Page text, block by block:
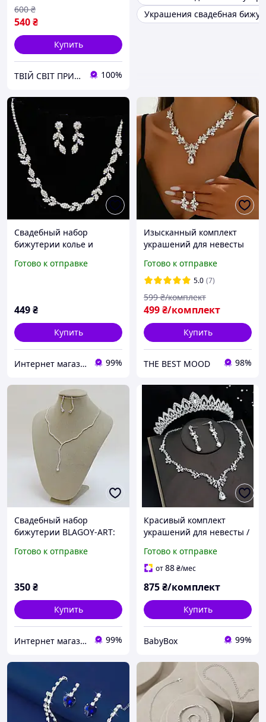
золото ювелирная
бижутерия позолота
540₴
600 ₴
Купить
ТВІЙ СВІТ ПРИКРАС 100%
Украшения свадебная
Свадебный набор
бижутерии колье и
Листочки на серебристой
Готово к отправке
449₴
Купить
Интернет магазин BLAGOY-ART 99%
Изысканный комплект
украшений для невесты
Готово к отправке
5.0 (7)
499₴/комплект
599 ₴/комплект
Купить
THE BEST MOOD 98%
Свадебный набор
бижутерии BLAGOY-ART:
колье и серьги со
Готово к отправке
350₴
Купить
Интернет магазин BLAGOY-ART 99%
Красивый комплект
украшений для невесты /
подвеска.
Готово к отправке
от88₴/мес
875₴/комплект
Купить
BabyBox 99%